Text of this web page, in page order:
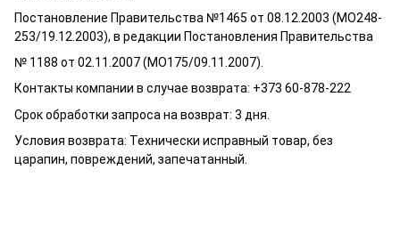
Постановление Правительства №1465 от 08.12.2003 (МО248-
253/19.12.2003), в редакции Постановления Правительства
№ 1188 от 02.11.2007 (МО175/09.11.2007).
Контакты компании в случае возврата: +373 60-878-222
Срок обработки запроса на возврат: 3 дня.
Условия возврата: Технически исправный товар, без
царапин, повреждений, запечатанный.